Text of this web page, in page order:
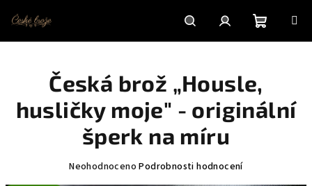
HledatPřihlášeníNákupní
Česká brož „Housle,
husličky moje" - originální
šperk na míru
Průměrné
Neohodnoceno Podrobnosti hodnocení